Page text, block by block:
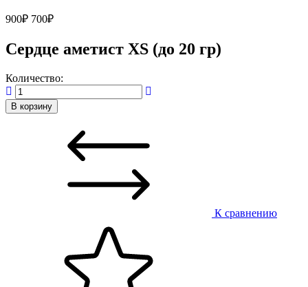
900₽ 700₽
Сердце аметист XS (до 20 гр)
Количество:
В корзину
К сравнению